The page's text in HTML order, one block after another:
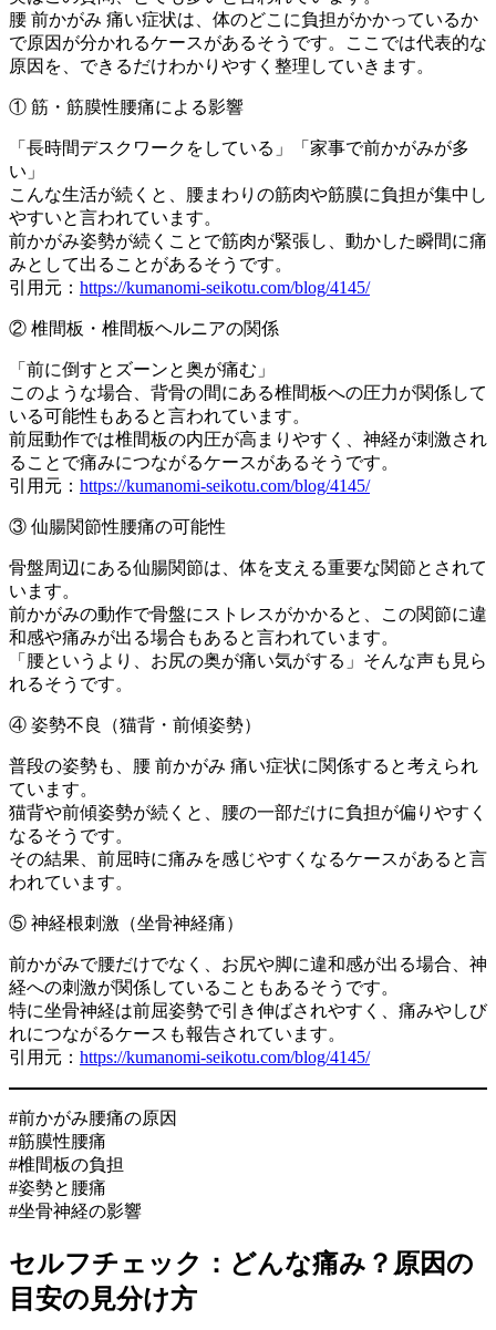
腰 前かがみ 痛い症状は、体のどこに負担がかかっているか
で原因が分かれるケースがあるそうです。ここでは代表的な
原因を、できるだけわかりやすく整理していきます。
① 筋・筋膜性腰痛による影響
「長時間デスクワークをしている」「家事で前かがみが多
い」
こんな生活が続くと、腰まわりの筋肉や筋膜に負担が集中し
やすいと言われています。
前かがみ姿勢が続くことで筋肉が緊張し、動かした瞬間に痛
みとして出ることがあるそうです。
引用元： https://kumanomi-seikotu.com/blog/4145/
② 椎間板・椎間板ヘルニアの関係
「前に倒すとズーンと奥が痛む」
このような場合、背骨の間にある椎間板への圧力が関係して
いる可能性もあると言われています。
前屈動作では椎間板の内圧が高まりやすく、神経が刺激され
ることで痛みにつながるケースがあるそうです。
引用元： https://kumanomi-seikotu.com/blog/4145/
③ 仙腸関節性腰痛の可能性
骨盤周辺にある仙腸関節は、体を支える重要な関節とされて
います。
前かがみの動作で骨盤にストレスがかかると、この関節に違
和感や痛みが出る場合もあると言われています。
「腰というより、お尻の奥が痛い気がする」そんな声も見ら
れるそうです。
④ 姿勢不良（猫背・前傾姿勢）
普段の姿勢も、腰 前かがみ 痛い症状に関係すると考えられ
ています。
猫背や前傾姿勢が続くと、腰の一部だけに負担が偏りやすく
なるそうです。
その結果、前屈時に痛みを感じやすくなるケースがあると言
われています。
⑤ 神経根刺激（坐骨神経痛）
前かがみで腰だけでなく、お尻や脚に違和感が出る場合、神
経への刺激が関係していることもあるそうです。
特に坐骨神経は前屈姿勢で引き伸ばされやすく、痛みやしび
れにつながるケースも報告されています。
引用元： https://kumanomi-seikotu.com/blog/4145/
#前かがみ腰痛の原因
#筋膜性腰痛
#椎間板の負担
#姿勢と腰痛
#坐骨神経の影響
セルフチェック：どんな痛み？原因の
目安の見分け方